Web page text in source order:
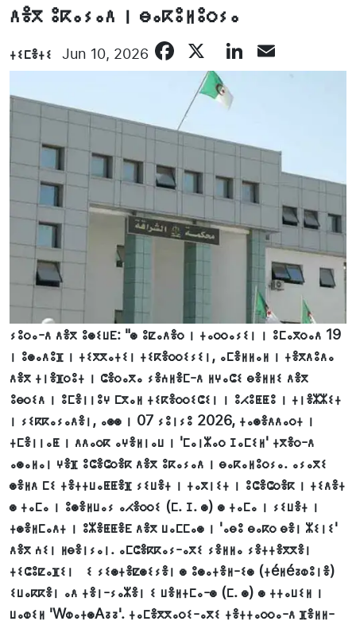
ⴷⴻⴳ ⵓⴽⴰⵢⴰⴷ ⵏ ⴱⴰⴽⵓⵍⵓⵔⵢⴰ
ⵜⵉⵎⴻⵜⵉ Jun 10, 2026 FacebookLinkedIn
ⵢⵓⵔⴰ-ⴷ ⴷⴻⴳ ⵓⵙⵉⵡⴹ: "ⵙ ⵓⵇⴰⴷⴻⵔ ⵏ ⵜⴰⵔⵔⴰⵢⵉⵏ ⵏ ⵓⵎⴰⴳⵔⴰⴷ 19
ⵏ ⵓⵙⴰⴷⵓⴼ ⵏ ⵜⵉⴳⴳⴰⵜⵉⵏ ⵜⵉⴽⴻⵔⵔⵉⵢⵉⵏ, ⴰⵎⴻⵍⵍⴰⵍ ⵏ ⵜⴻⴳⴷⵓⴷⴰ
ⴷⴻⴳ ⵜⵏⴻⴼⵔⵓⵜ ⵏ ⵛⴻⵔⴰⴳⴰ ⵢⴻⵄⵍⴻⵎ-ⴷ ⵍⵖⴰⵛⵉ ⴱⴻⵍⵍⵉ ⴷⴻⴳ
ⵓⴱⵔⵉⴷ ⵏ ⵓⵎⴻⵏⵏⵓⵖ ⵎⴳⴰⵍ ⵜⵉⴽⴻⵔⵔⵉⵛⵉⵏ ⵏ ⵓⵃⵓⵟⵟⵓ ⵏ ⵜⵏⴻⵣⵣⵉⵜ
ⵏ ⵢⵉⴽⴽⴰⵢⴰⴷⴻⵏ, ⴰⵙⵙ ⵏ 07 ⵢⵓⵏⵢⵓ 2026, ⵜⴰⵙⴻⴷⴷⴰⵔⵜ ⵏ
ⵜⵎⴻⵏⵏⴰⵟ ⵏ ⴷⴷⴰⵔⴽ ⴰⵖⴻⵍⵏⴰⵡ ⵏ 'ⵎⴰⵏⵣⴰⵔ ⵊⴰⵎⵉⵍ' ⵜⴳⴻⵔ-ⴷ
ⴰⵙⴰⵍⴰⵏ ⵖⴻⴼ ⵓⵛⴻⵛⵔⴻⴽ ⴷⴻⴳ ⵓⴽⴰⵢⴰⴷ ⵏ ⴱⴰⴽⴰⵍⵓⵔⵢⴰ. ⴰⵢⴰⴳⵉ
ⵙⴻⵍⴷ ⵎⵉ ⵜⴻⵜⵜⵡⴰⵟⵟⴻⴼ ⵢⵉⵡⴻⵜ ⵏ ⵜⴰⴳⵏⵉⵜ ⵏ ⵓⵛⴻⵛⵔⴻⴽ ⵏ ⵜⵉⴷⴻⵜ
ⵙ ⵜⴰⵎⴰ ⵏ ⵓⵙⴻⵍⵡⴰⵢ ⴰⵃⴻⵔⵔⵉ (ⵎ. ⵊ. ⵙ) ⵙ ⵜⴰⵎⴰ ⵏ ⵢⵉⵡⴻⵜ ⵏ
ⵜⵙⴻⵍⵎⴰⴷⵜ ⵏ ⵓⵣⴻⵟⵟⴻⴹ ⴷⴻⴳ ⵡⴰⵎⵎⴰⵙ ⵏ 'ⴰⴱⵓ ⴱⴰⴽⵔ ⴱⴻⵏ ⵣⵉⵏⵉ'
ⴷⴻⴳ ⵄⵉⵏ ⵍⴱⴻⵏⵢⴰⵏ. ⴰⵎⵛⴻⴽⴽⴰⵢ-ⴰⴳⵉ ⵢⴻⵍⵍⴰ ⵢⴻⵜⵜⴻⴳⴳⴻⵏ
ⵜⵉⵛⵓⵇⴰⴼⵉⵏ ⵉ ⵢⵉⵙⵜⴻⵇⵙⵉⵢⴻⵏ ⵙ ⵓⵙⴰⵜⴻⵍ-ⵉⵙ (ⵜéⵍéⵒⵀⵓⵏⴻ)
ⵉⵡⴰⴽⴽⴻⵏ ⴰⴷ ⵜⴻⵏ-ⵢⴰⵣⴻⵏ ⵉ ⵡⴻⵍⵜⵎⴰ-ⵙ (ⵎ. ⵙ) ⵙ ⵜⵜⴰⵡⵉⵍ ⵏ
ⵡⴰⵀⵉⵍ 'WⵀⴰⵜⵙAⵒⵒ'. ⵜⴰⵎⴻⴳⴳⴰⵔⵉ-ⴰⴳⵉ ⵜⴻⵜⵜⴰⵔⵔⴰ-ⴷ ⴼⴻⵍⵍ-